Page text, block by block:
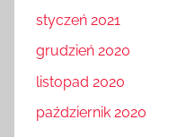
styczeń 2021
grudzień 2020
listopad 2020
październik 2020